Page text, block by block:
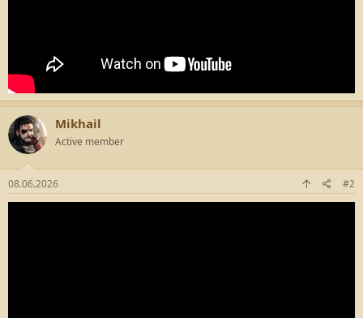
Mikhail
Active member
08.06.2026 #2